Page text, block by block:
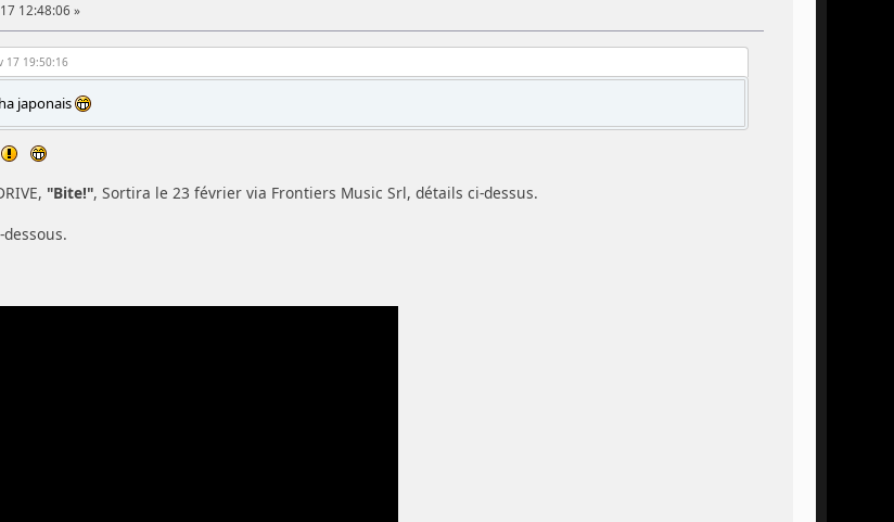
12:48:06 »
17 19:50:16
japonais
"Bite!", Sortira le 23 février via Frontiers Music Srl, détails ci-dessus.